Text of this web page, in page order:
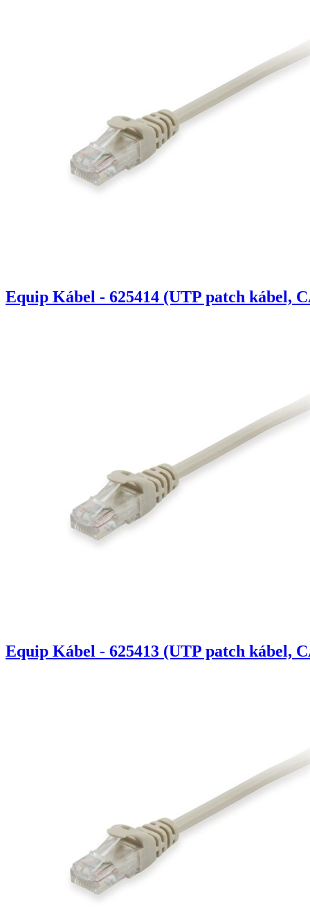
Equip Kábel - 625414 (UTP patch kábel,
Equip Kábel - 625413 (UTP patch kábel,